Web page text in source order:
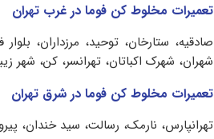
تعمیرات مخلوط کن فوما در غرب تهران
صادقیه، ستارخان، توحید، مرزداران،
شهران، شهرک اکباتان، تهرانسر، کن، شهر
تعمیرات مخلوط کن فوما در شرق تهران
تهرانپارس، نارمک، رسالت، سید خندان،